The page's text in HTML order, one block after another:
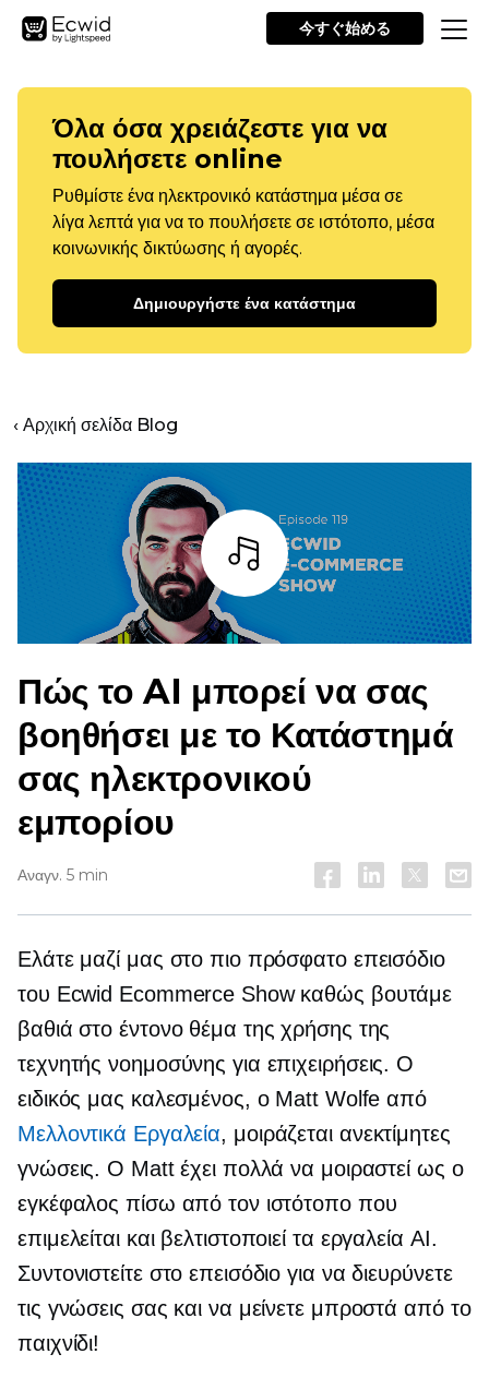
今すぐ始める
Όλα όσα χρειάζεστε για να
πουλήσετε online
Ρυθμίστε ένα ηλεκτρονικό κατάστημα μέσα σε
λίγα λεπτά για να το πουλήσετε σε ιστότοπο, μέσα
κοινωνικής δικτύωσης ή αγορές.
Δημιουργήστε ένα κατάστημα
‹ Αρχική σελίδα Blog
Άκουσε
Πώς το AI μπορεί να σας
βοηθήσει με το Κατάστημά
σας ηλεκτρονικού
εμπορίου
Αναγν. 5 min
Ελάτε μαζί μας στο πιο πρόσφατο επεισόδιο
του Ecwid Ecommerce Show καθώς βουτάμε
βαθιά στο έντονο θέμα της χρήσης της
τεχνητής νοημοσύνης για επιχειρήσεις. Ο
ειδικός μας καλεσμένος, ο Matt Wolfe από
Μελλοντικά Εργαλεία, μοιράζεται ανεκτίμητες
γνώσεις. Ο Matt έχει πολλά να μοιραστεί ως ο
εγκέφαλος πίσω από τον ιστότοπο που
επιμελείται και βελτιστοποιεί τα εργαλεία AI.
Συντονιστείτε στο επεισόδιο για να διευρύνετε
τις γνώσεις σας και να μείνετε μπροστά από το
παιχνίδι!